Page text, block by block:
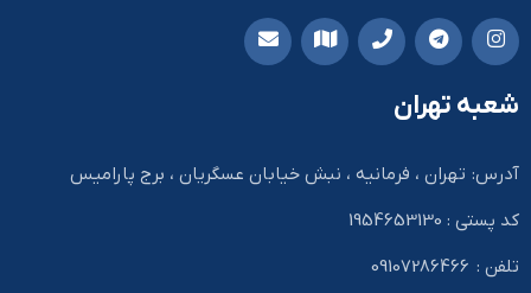
شعبه تهران
آدرس: تهران ، فرمانیه ، نبش خیابان عسگریان ، برج پارامیس
کد پستی : 1954653130
تلفن : 09107286466